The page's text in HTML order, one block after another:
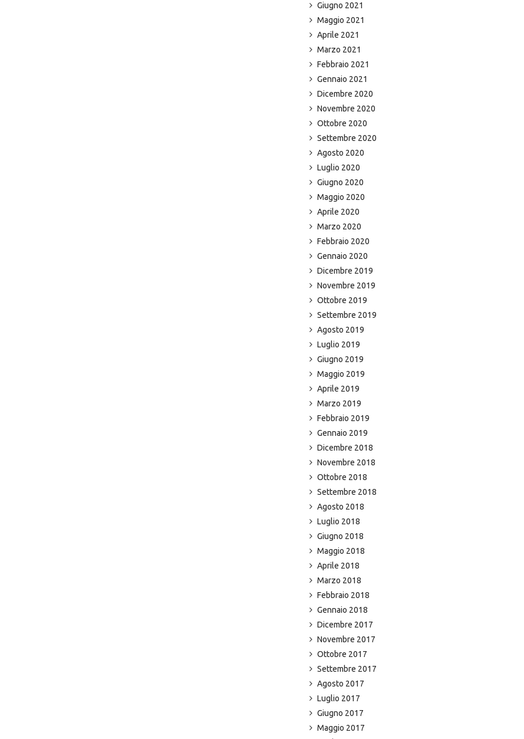
Giugno 2021
Maggio 2021
Aprile 2021
Marzo 2021
Febbraio 2021
Gennaio 2021
Dicembre 2020
Novembre 2020
Ottobre 2020
Settembre 2020
Agosto 2020
Luglio 2020
Giugno 2020
Maggio 2020
Aprile 2020
Marzo 2020
Febbraio 2020
Gennaio 2020
Dicembre 2019
Novembre 2019
Ottobre 2019
Settembre 2019
Agosto 2019
Luglio 2019
Giugno 2019
Maggio 2019
Aprile 2019
Marzo 2019
Febbraio 2019
Gennaio 2019
Dicembre 2018
Novembre 2018
Ottobre 2018
Settembre 2018
Agosto 2018
Luglio 2018
Giugno 2018
Maggio 2018
Aprile 2018
Marzo 2018
Febbraio 2018
Gennaio 2018
Dicembre 2017
Novembre 2017
Ottobre 2017
Settembre 2017
Agosto 2017
Luglio 2017
Giugno 2017
Maggio 2017